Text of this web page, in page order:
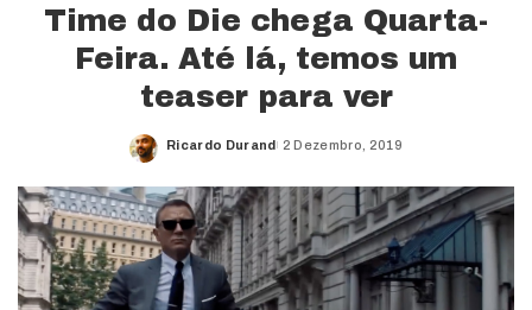
Time do Die chega Quarta-
Feira. Até lá, temos um
teaser para ver
Posted
Ricardo Durand 2 Dezembro, 2019